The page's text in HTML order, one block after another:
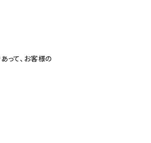
って、お客様の